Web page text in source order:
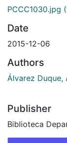
PCCC1030.jpg
Date
2015-12-06
Authors
Álvarez Duque,
Publisher
Biblioteca